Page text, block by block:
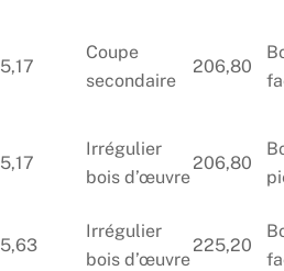
5,17
Coupe
secondaire
206,80
5,17
Irrégulier
bois d’œuvre
206,80
5,63
Irrégulier
bois d’œuvre
225,20